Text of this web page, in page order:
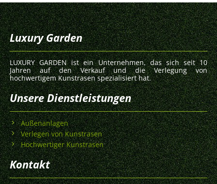
Luxury Garden
LUXURY GARDEN ist ein Unternehmen, das sich seit 10
Jahren auf den Verkauf und die Verlegung von
hochwertigem Kunstrasen spezialisiert hat.
Unsere Dienstleistungen
Außenanlagen
Verlegen von Kunstrasen
Hochwertiger Kunstrasen
Kontakt